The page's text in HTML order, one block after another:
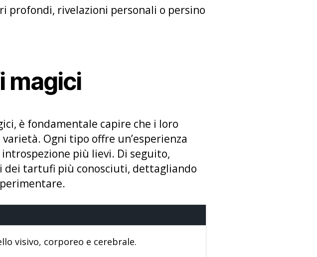
profondi, rivelazioni personali o persino
magici
è fondamentale capire che i loro
Ogni tipo offre un’esperienza
più lievi. Di seguito,
tartufi più conosciuti, dettagliando
visivo, corporeo e cerebrale.